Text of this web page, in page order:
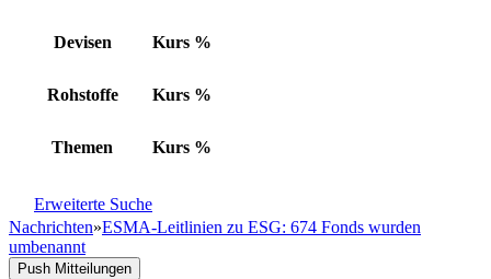
Devisen Kurs %
Rohstoffe Kurs %
Themen Kurs %
Erweiterte Suche
Nachrichten»ESMA-Leitlinien zu ESG: 674 Fonds wurden
umbenannt
Push Mitteilungen